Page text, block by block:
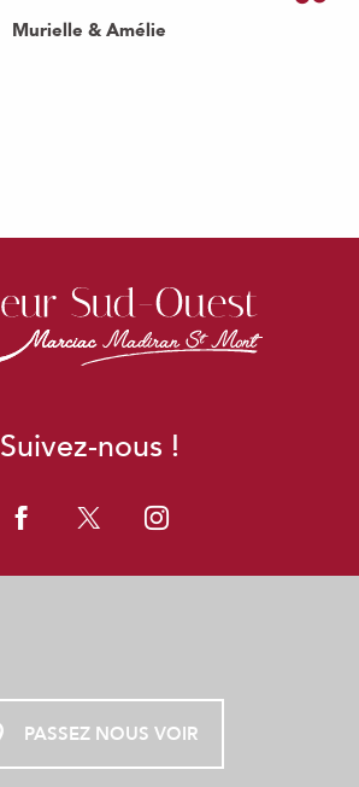
Murielle & Amélie
Suivez-nous !
PASSEZ NOUS VOIR